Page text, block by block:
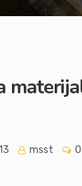
msst 0